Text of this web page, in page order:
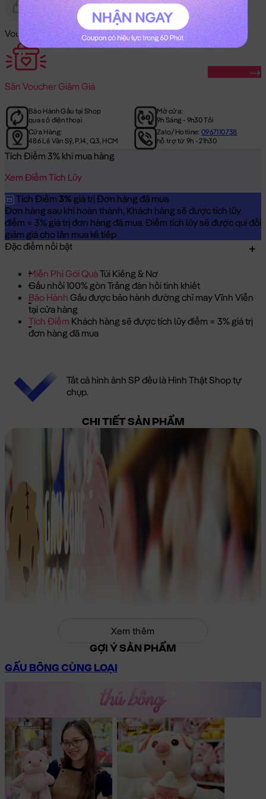
Gửi Tặng Hết Hàng
Voucher Mã Khuyến Mãi:
Săn Voucher Giảm Giá
Bảo Hành Gấu tại Shop
qua số điện thoại
Mở cửa:
9h Sáng - 9h30 Tối
Cửa Hàng:
486 Lê Văn Sỹ, P.14, Q.3, HCM
Zalo/Hotline:0967110738
hỗ trợ từ 9h - 21h30
Tích Điểm 3% khi mua hàng
Xem Điểm Tích Lũy
Tích Điểm 3% giá trị Đơn hàng đã mua
Đơn hàng sau khi hoàn thành, Khách hàng sẽ được tích lũy
điểm = 3% giá trị đơn hàng đã mua. Điểm tích lũy sẽ được qui đổi
giảm giá cho lần mua kế tiếp
Đặc điểm nổi bật
Miễn Phí Gói QuàTúi Kiếng & Nơ
Gấu nhồi 100% gòn Trắng đàn hồi tinh khiết
Bảo Hành Gấu được bảo hành đường chỉ may Vĩnh Viễn
tại cửa hàng
Tích Điểm Khách hàng sẽ được tích lũy điểm = 3% giá trị
đơn hàng đã mua
Tất cả hình ảnh SP đều là Hình Thật Shop tự
chụp.
CHI TIẾT SẢN PHẨM
Xem thêm
GỢI Ý SẢN PHẨM
GẤU BÔNG CÙNG LOẠI